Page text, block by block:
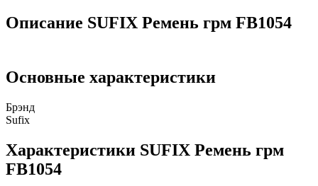
Описание SUFIX Ремень грм FB1054
Основные характеристики
Брэнд
Sufix
Характеристики SUFIX Ремень грм
FB1054